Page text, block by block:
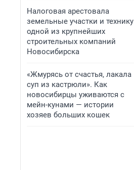
Налоговая арестовала
земельные участки и технику
одной из крупнейших
строительных компаний
Новосибирска
«Жмурясь от счастья, лакала
суп из кастрюли». Как
новосибирцы уживаются с
мейн-кунами — истории
хозяев больших кошек